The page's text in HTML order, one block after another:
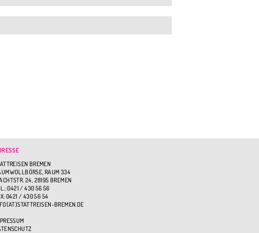
BREMEN
RAUM 334
24, 28195 BREMEN
0421 / 430 56 56
0421 / 430 56 54
BREMEN.DE